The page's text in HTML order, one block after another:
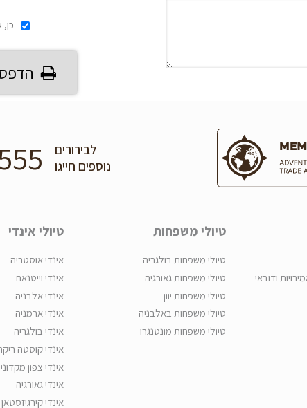
כן,
לבירורים
נוספים חייגו
ודובאי
טיולי משפחות
טיולי משפחות בולגריה
טיולי משפחות גאורגיה
טיולי משפחות יוון
טיולי משפחות באלבניה
טיולי משפחות מונטנגרו
טיולי אינדי
אינדי אוסטריה
אינדי וייטנאם
אינדי אלבניה
אינדי ארמניה
אינדי בולגריה
אינדי קוסטה
אינדי צפון
אינדי גאורגיה
אינדי קירגיזסטאן